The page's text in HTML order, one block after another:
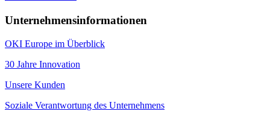
Unternehmensinformationen
OKI Europe im Überblick
30 Jahre Innovation
Unsere Kunden
Soziale Verantwortung des Unternehmens